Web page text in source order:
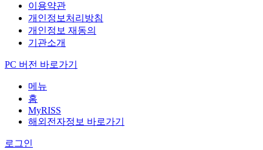
이용약관
개인정보처리방침
개인정보 재동의
기관소개
PC 버전 바로가기
메뉴
홈
MyRISS
해외전자정보 바로가기
로그인